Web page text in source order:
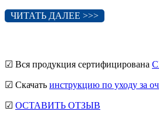
ЧИТАТЬ ДАЛЕЕ >>>
☑ Вся продукция сертифицирована
☑ Скачать инструкцию по уходу за
☑ ОСТАВИТЬ ОТЗЫВ